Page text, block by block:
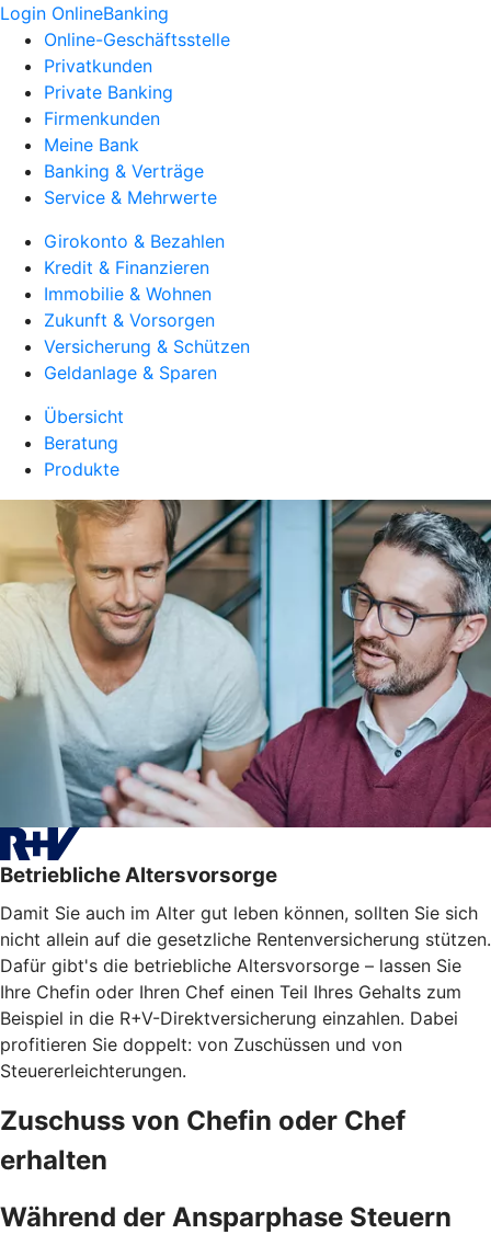
Login OnlineBanking
Online-Geschäftsstelle
Privatkunden
Private Banking
Firmenkunden
Meine Bank
Banking & Verträge
Service & Mehrwerte
Girokonto & Bezahlen
Kredit & Finanzieren
Immobilie & Wohnen
Zukunft & Vorsorgen
Versicherung & Schützen
Geldanlage & Sparen
Übersicht
Beratung
Produkte
Betriebliche Altersvorsorge
Damit Sie auch im Alter gut leben können, sollten Sie sich
nicht allein auf die gesetzliche Rentenversicherung stützen.
Dafür gibt's die betriebliche Altersvorsorge – lassen Sie
Ihre Chefin oder Ihren Chef einen Teil Ihres Gehalts zum
Beispiel in die R+V-Direktversicherung einzahlen. Dabei
profitieren Sie doppelt: von Zuschüssen und von
Steuererleichterungen.
Zuschuss von Chefin oder Chef
erhalten
Während der Ansparphase Steuern